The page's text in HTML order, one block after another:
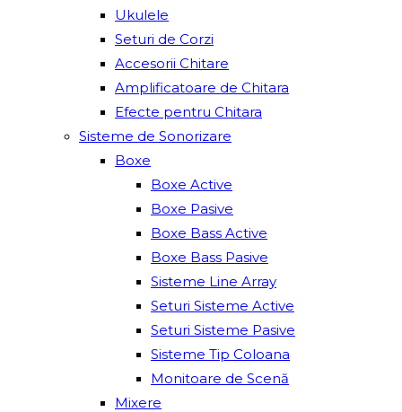
Ukulele
Seturi de Corzi
Accesorii Chitare
Amplificatoare de Chitara
Efecte pentru Chitara
Sisteme de Sonorizare
Boxe
Boxe Active
Boxe Pasive
Boxe Bass Active
Boxe Bass Pasive
Sisteme Line Array
Seturi Sisteme Active
Seturi Sisteme Pasive
Sisteme Tip Coloana
Monitoare de Scenă
Mixere